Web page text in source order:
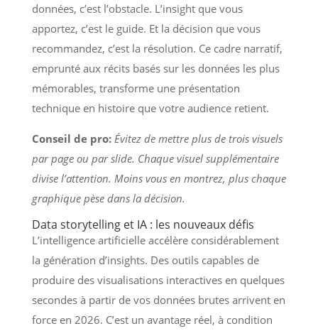
données, c’est l’obstacle. L’insight que vous
apportez, c’est le guide. Et la décision que vous
recommandez, c’est la résolution. Ce cadre narratif,
emprunté aux récits basés sur les données les plus
mémorables, transforme une présentation
technique en histoire que votre audience retient.
Conseil de pro: Évitez de mettre plus de trois visuels
par page ou par slide. Chaque visuel supplémentaire
divise l’attention. Moins vous en montrez, plus chaque
graphique pèse dans la décision.
Data storytelling et IA : les nouveaux défis
L’intelligence artificielle accélère considérablement
la génération d’insights. Des outils capables de
produire des visualisations interactives en quelques
secondes à partir de vos données brutes arrivent en
force en 2026. C’est un avantage réel, à condition